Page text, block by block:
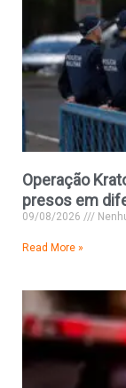
Operação
presos em
09/08/2026
Read More »